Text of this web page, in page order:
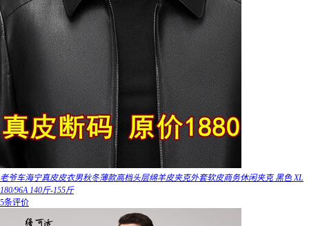
老爷车海宁真皮皮衣男秋冬薄款高档头层绵羊皮夹克外套软皮商务休闲夹克 黑色 XL
180/96A 140斤-155斤
5条评价